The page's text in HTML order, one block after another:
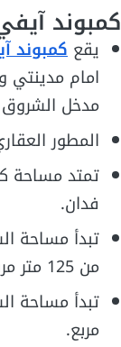
كمبوند
يقع كمبوند
امام
مدخل الشروق 2.
المطور
فدان.
تبدأ مساحة
من 125 متر مربع وحتى 207 متر مربع
مربع.